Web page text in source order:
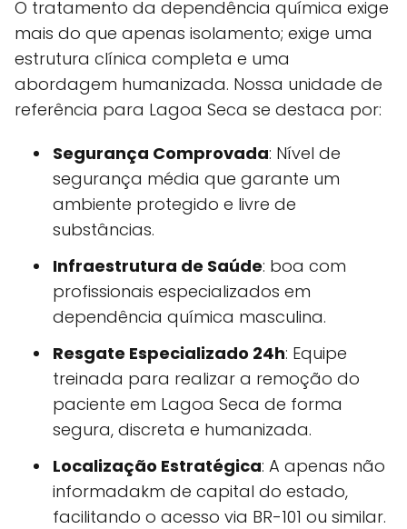
O tratamento da dependência química exige
mais do que apenas isolamento; exige uma
estrutura clínica completa e uma
abordagem humanizada. Nossa unidade de
referência para Lagoa Seca se destaca por:
Segurança Comprovada: Nível de
segurança média que garante um
ambiente protegido e livre de
substâncias.
Infraestrutura de Saúde: boa com
profissionais especializados em
dependência química masculina.
Resgate Especializado 24h: Equipe
treinada para realizar a remoção do
paciente em Lagoa Seca de forma
segura, discreta e humanizada.
Localização Estratégica: A apenas não
informadakm de capital do estado,
facilitando o acesso via BR-101 ou similar.